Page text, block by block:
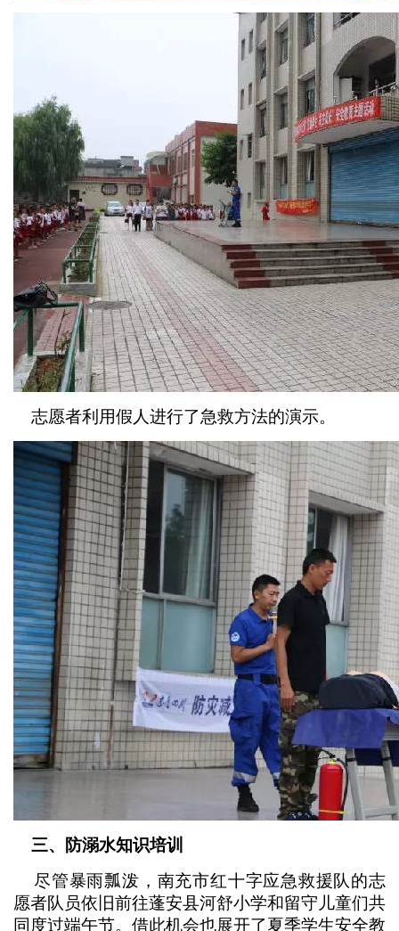
志愿者利用假人进行了急救方法的演示。
三、防溺水知识培训
尽管暴雨瓢泼，南充市红十字应急救援队的志
愿者队员依旧前往蓬安县河舒小学和留守儿童们共
同度过端午节。借此机会也展开了夏季学生安全教